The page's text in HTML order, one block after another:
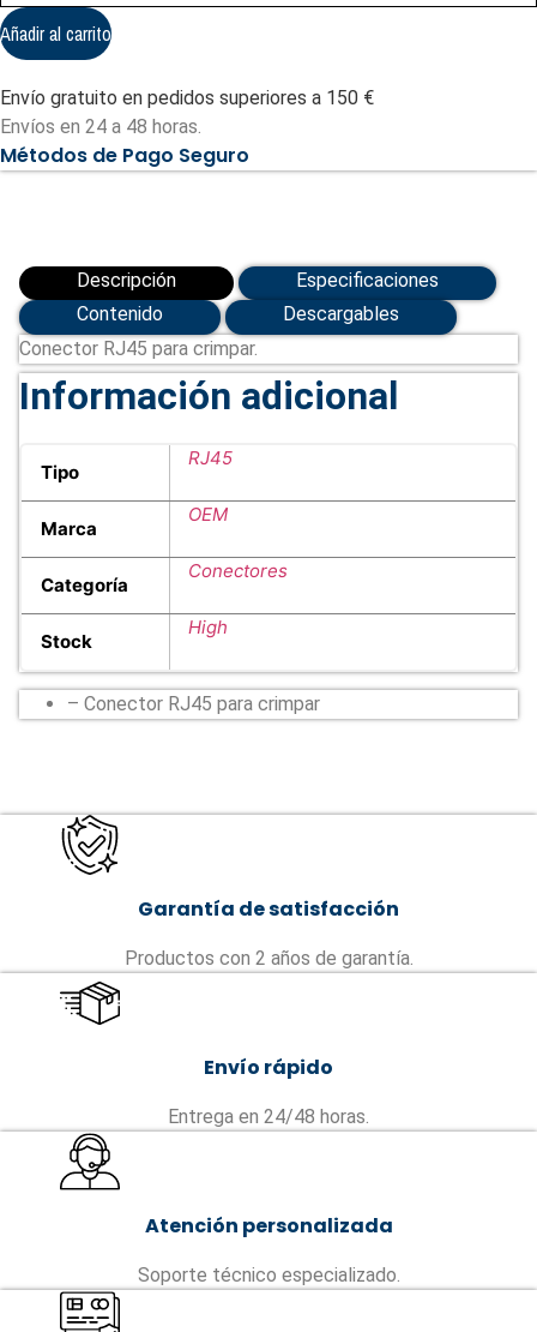
CON3007
cantidad
Añadir al carrito
Envío gratuito en pedidos superiores a 150 €
Envíos en 24 a 48 horas.
Métodos de Pago Seguro
Descripción
Especificaciones
Contenido
Descargables
Conector RJ45 para crimpar.
Información adicional
Tipo
RJ45
Marca
OEM
Categoría
Conectores
Stock
High
– Conector RJ45 para crimpar
Garantía de satisfacción
Productos con 2 años de garantía.
Envío rápido
Entrega en 24/48 horas.
Atención personalizada
Soporte técnico especializado.